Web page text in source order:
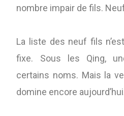
nombre impair de fils.
La liste des neuf fils
fixe. Sous les Qing,
certains noms. Mais la
domine encore